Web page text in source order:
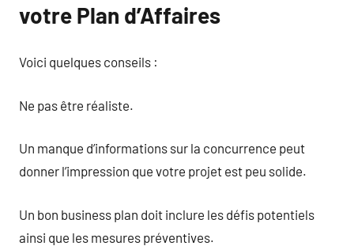
votre Plan d’Affaires
Voici quelques conseils :
Ne pas être réaliste.
Un manque d’informations sur la concurrence peut
donner l’impression que votre projet est peu solide.
Un bon business plan doit inclure les défis potentiels
ainsi que les mesures préventives.